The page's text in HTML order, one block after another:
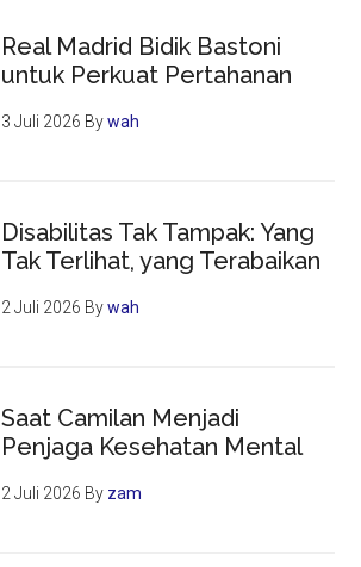
Real Madrid Bidik Bastoni
untuk Perkuat Pertahanan
3 Juli 2026 Bywah
Disabilitas Tak Tampak: Yang
Tak Terlihat, yang Terabaikan
2 Juli 2026 Bywah
Saat Camilan Menjadi
Penjaga Kesehatan Mental
2 Juli 2026 By zam